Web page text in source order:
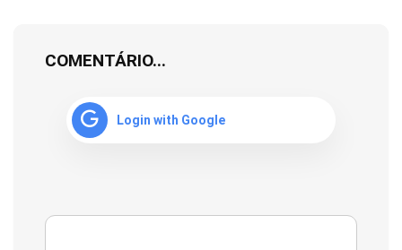
COMENTÁRIO...
Login with Google